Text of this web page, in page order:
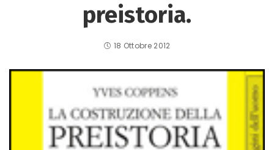
preistoria.
18 Ottobre 2012